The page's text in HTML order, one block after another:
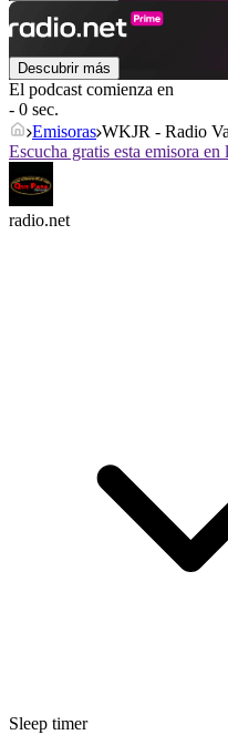
Descubrir más
El podcast comienza en
- 0 sec.
Emisoras WKJR - Radio
Escucha gratis esta emisora en
radio.net
Sleep timer